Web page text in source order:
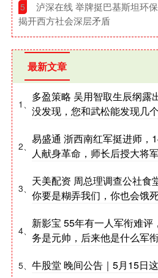
5
泸深在线 举牌挺巴基斯坦环
揭开西方社会深层矛盾
最新文章
1、
多盈策略 吴用智取生辰纲露
没发现，您和武松能发现几
2、
易盛通 浙西南红军挺进师，
人献身革命，师长后授大将
3、
天美配资 周总理调查公社食
你要是糊弄我们，你也会饿
4、
新影宝 55年有一人军衔难评
务是元帅，后来他是什么军
5、 牛股堂 晚间公告｜5月15日